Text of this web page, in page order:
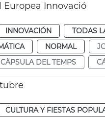
Europea Innovació
INNOVACIÓN TODAS
NORMAL
CÀPSULA DEL TEMPS
CULTURA Y FIESTAS